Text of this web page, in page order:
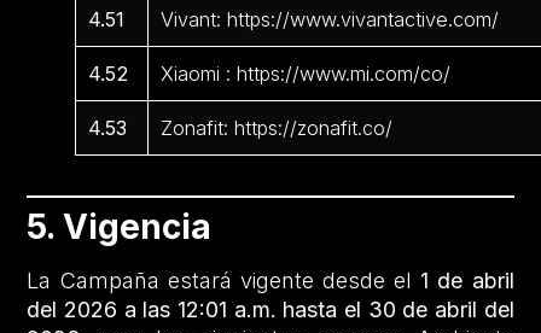
4.51 Vivant: https://www.vivantactive.com/
4.52 Xiaomi : https://www.mi.com/co/
4.53 Zonafit: https://zonafit.co/
5. Vigencia
La Campaña estará vigente desde el 1 de abril
del 2026 a las 12:01 a.m. hasta el 30 de abril del